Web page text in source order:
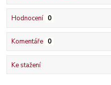
Hodnocení 0
Komentáře 0
Ke stažení